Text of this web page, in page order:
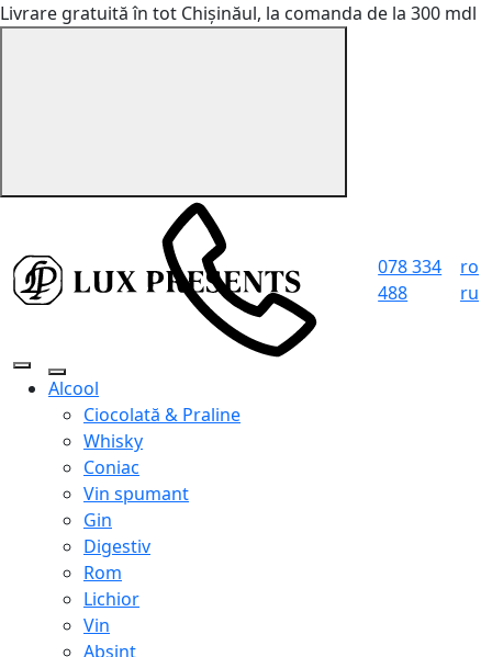
Livrare gratuită în tot Chișinăul, la comanda de la 300 mdl
078 334
488
ro
ru
Alcool
Ciocolată & Praline
Whisky
Coniac
Vin spumant
Gin
Digestiv
Rom
Lichior
Vin
Absint